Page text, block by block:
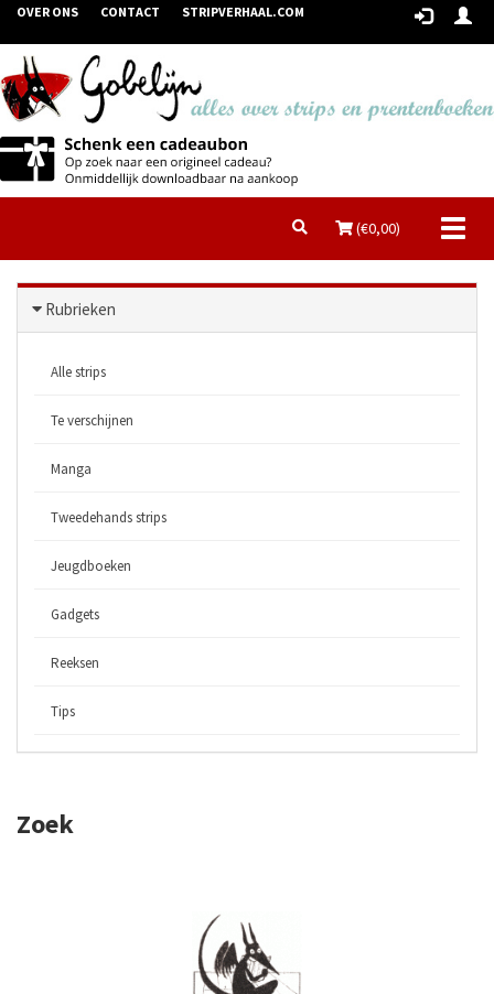
OVER ONS CONTACT STRIPVERHAAL.COM
(€0,00)
Rubrieken
Alle strips
Te verschijnen
Manga
Tweedehands strips
Jeugdboeken
Gadgets
Reeksen
Tips
Zoek